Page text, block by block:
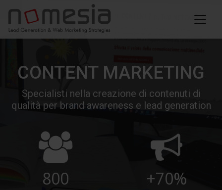
CONTENT MARKETING
Specialisti nella creazione di contenuti di
qualità per brand awareness e lead generation
800 +70%